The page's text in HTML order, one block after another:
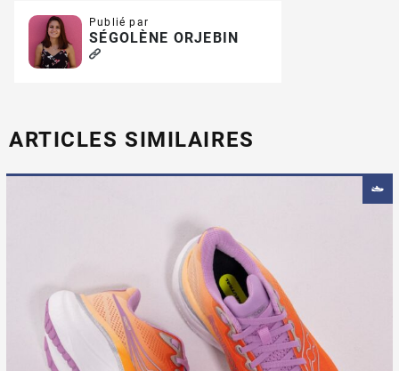
Publié par
SÉGOLÈNE ORJEBIN
ARTICLES SIMILAIRES